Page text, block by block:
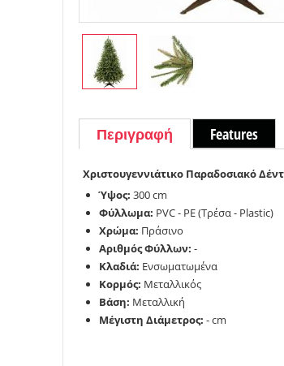
Περιγραφή Features
Χριστουγεννιάτικο Παραδοσιακό
Ύψος: 300 cm
Φύλλωμα: PVC - PE (Τρέσα - Plastic)
Χρώμα: Πράσινο
Αριθμός Φύλλων: -
Κλαδιά: Ενσωματωμένα
Κορμός: Μεταλλικός
Βάση: Μεταλλική
Μέγιστη Διάμετρος: - cm